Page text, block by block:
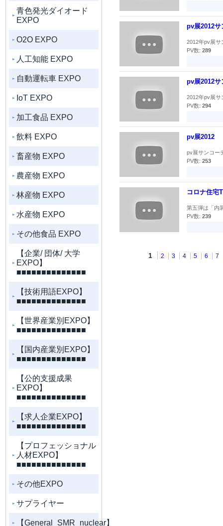
青色発光ダイオード
EXPO
O2O EXPO
人工知能 EXPO
自動運転車 EXPO
IoT EXPO
加工食品 EXPO
飲料 EXPO
畜産物 EXPO
農産物 EXPO
林産物 EXPO
水産物 EXPO
その他食品 EXPO
【企業/ 団体/ 大学
EXPO】
■■■■■■■■■■■■■■
【技術用語EXPO】
■■■■■■■■■■■■■■
【世界産業別EXPO】
■■■■■■■■■■■■■■
【国内産業別EXPO】
■■■■■■■■■■■■■■
【公的支援成果
EXPO】
■■■■■■■■■■■■■■
【求人企業EXPO】
■■■■■■■■■■■■■■
【プロフェッショナル
人材EXPO】
■■■■■■■■■■■■■■
その他EXPO
サプライヤー
【General_SMR_nuclear】
pv展2012サ
2012年pv展サ
PV数: 289
pv展2012サ
2012年pv展サ
PV数: 294
pv展2012
pv展サンコー
PV数: 253
コロナ住宅
第五弾は「内
PV数: 239
1 2 3 4 5 6 7